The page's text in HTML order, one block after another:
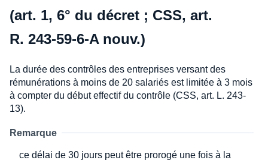
(art. 1, 6° du décret ; CSS, art.
R. 243-59-6-A nouv.)
La durée des contrôles des entreprises versant des
rémunérations à moins de 20 salariés est limitée à 3 mois
à compter du début effectif du contrôle (CSS, art. L. 243-
13).
Remarque
ce délai de 30 jours peut être prorogé une fois à la